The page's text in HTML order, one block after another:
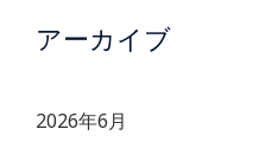
アーカイブ
2026年6月